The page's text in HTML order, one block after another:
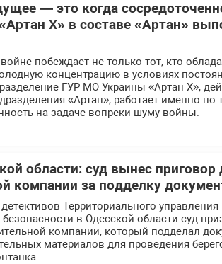
— это когда
Х» в составе «Артан»
побеждает не только тот, кто
концентрацию в условиях
ГУР МО Украины «Артан Х»,
«Артан», работает именно по
на задаче вопреки шуму войны.
области: суд вынес приговор
компании за подделку
Территориального
в Одесской области суд
компании, который подделал
материалов для проведения